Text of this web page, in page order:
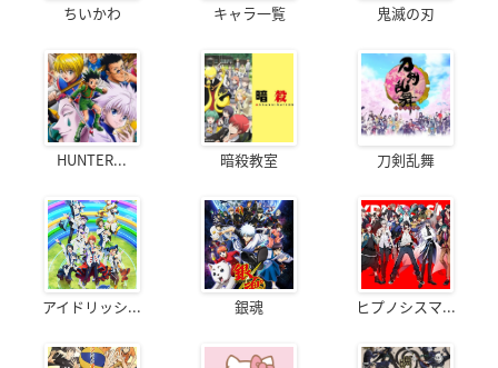
ちいかわ キャラ一覧 鬼滅の刃
HUNTER... 暗殺教室 刀剣乱舞
アイドリッシ... 銀魂 ヒプノシスマ...